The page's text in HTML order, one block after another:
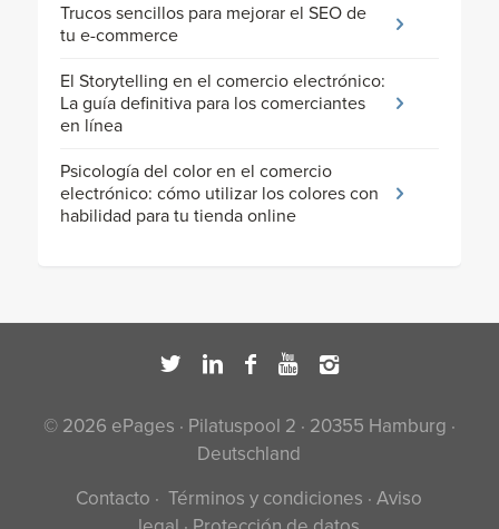
Trucos sencillos para mejorar el SEO de
tu e-commerce
El Storytelling en el comercio electrónico:
La guía definitiva para los comerciantes
en línea
Psicología del color en el comercio
electrónico: cómo utilizar los colores con
habilidad para tu tienda online
© 2026 ePages · Pilatuspool 2 · 20355 Hamburg ·
Deutschland
Contacto · Términos y condiciones ·Aviso